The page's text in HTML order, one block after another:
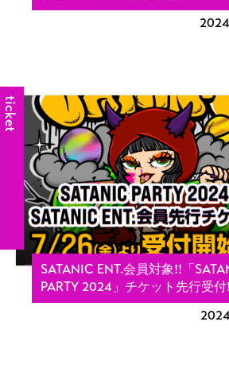
SATANIC ENT.会員対象!!「
PARTY 2024」チケット先行受
ticket